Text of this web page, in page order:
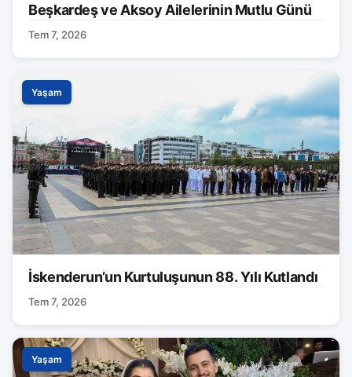
Beşkardeş ve Aksoy Ailelerinin Mutlu Günü
Tem 7, 2026
Yaşam
İskenderun’un Kurtuluşunun 88. Yılı Kutlandı
Tem 7, 2026
Yaşam